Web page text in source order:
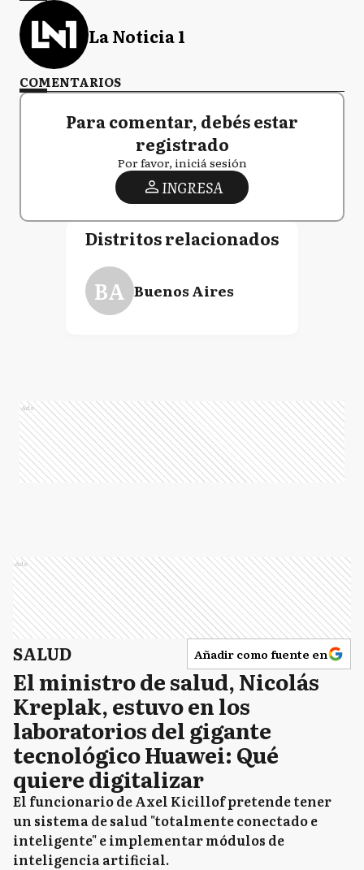
La Noticia 1
COMENTARIOS
Para comentar, debés estar
registrado
Por favor, iniciá sesión
INGRESA
Distritos relacionados
BA Buenos Aires
Ads
Ads
SALUD Añadir como fuente en
El ministro de salud, Nicolás
Kreplak, estuvo en los
laboratorios del gigante
tecnológico Huawei: Qué
quiere digitalizar
El funcionario de Axel Kicillof pretende tener
un sistema de salud "totalmente conectado e
inteligente" e implementar módulos de
inteligencia artificial.